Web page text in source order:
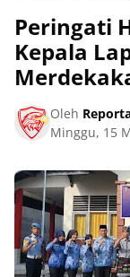
Peringati
Kepala
Oleh
Minggu, 15